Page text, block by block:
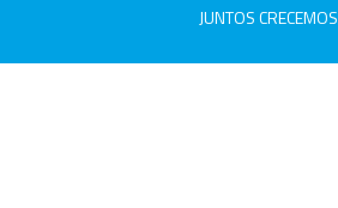
JUNTOS CRECEMOS